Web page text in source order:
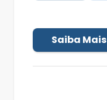
Saiba Mais